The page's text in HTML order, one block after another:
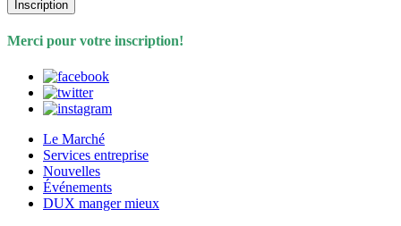
Inscription
Merci pour votre inscription!
Le Marché
Services entreprise
Nouvelles
Événements
DUX manger mieux